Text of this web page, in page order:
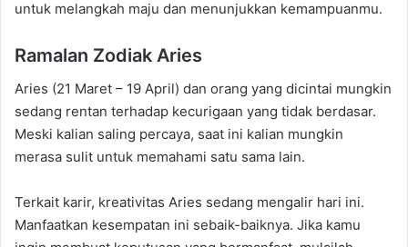
untuk melangkah maju dan menunjukkan kemampuanmu.
Ramalan Zodiak Aries
Aries (21 Maret – 19 April) dan orang yang dicintai mungkin
sedang rentan terhadap kecurigaan yang tidak berdasar.
Meski kalian saling percaya, saat ini kalian mungkin
merasa sulit untuk memahami satu sama lain.
Terkait karir, kreativitas Aries sedang mengalir hari ini.
Manfaatkan kesempatan ini sebaik-baiknya. Jika kamu